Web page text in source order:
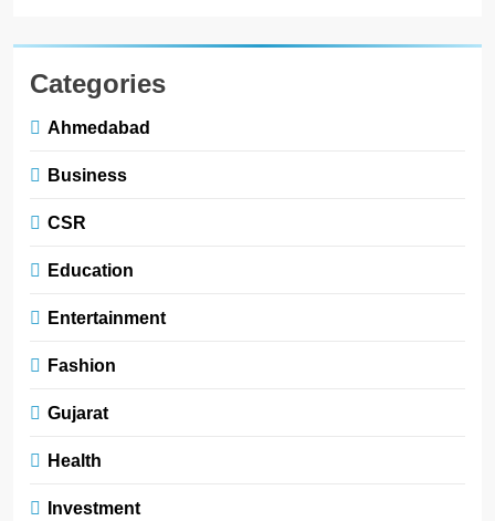
Categories
Ahmedabad
Business
CSR
Education
Entertainment
Fashion
Gujarat
Health
Investment